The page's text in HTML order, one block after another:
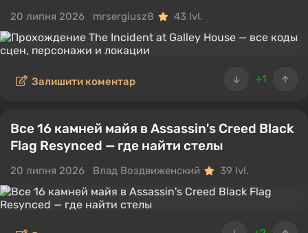
20 липня 2026 mrsergiusz8 43 lvl.
+1
Залишити коментар
Все 16 камней майя в Assassin's Creed Black
Flag Resynced — где найти стелы
20 липня 2026 Влад Воздвиженский 39 lvl.